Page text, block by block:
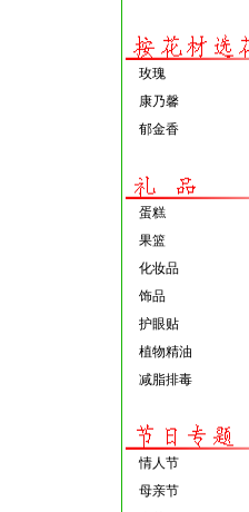
玫瑰
康乃馨
郁金香
蛋糕
果篮
化妆品
饰品
护眼贴
植物精油
减脂排毒
情人节
母亲节